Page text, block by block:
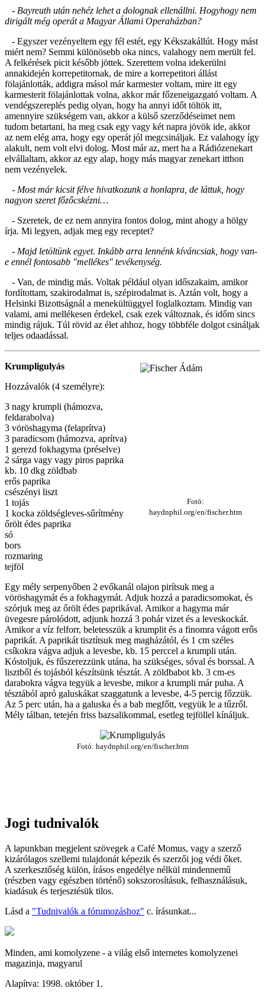
- Bayreuth után nehéz lehet a dolognak ellenállni. Hogyhogy nem
dirigált még operát a Magyar Állami Operaházban?
- Egyszer vezényeltem egy fél estét, egy Kékszakállút. Hogy mást
miért nem? Semmi különösebb oka nincs, valahogy nem merült fel.
A felkérések picit később jöttek. Szerettem volna idekerülni
annakidején korrepetitornak, de mire a korrepetitori állást
fölajánlották, addigra másol már karmester voltam, mire itt egy
karmesterit fölajánlottak volna, akkor már főzeneigazgató voltam. A
vendégszereplés pedig olyan, hogy ha annyi időt töltök itt,
amennyire szükségem van, akkor a külső szerződéseimet nem
tudom betartani, ha meg csak egy vagy két napra jövök ide, akkor
az nem elég arra, hogy egy operát jól megcsináljak. Ez valahogy így
alakult, nem volt elvi dolog. Most már az, mert ha a Rádiózenekart
elvállaltam, akkor az egy alap, hogy más magyar zenekart itthon
nem vezényelek.
- Most már kicsit félve hivatkozunk a honlapra, de láttuk, hogy
nagyon szeret főzőcskézni…
- Szeretek, de ez nem annyira fontos dolog, mint ahogy a hölgy
írja. Mi legyen, adjak meg egy receptet?
- Majd letöltünk egyet. Inkább arra lennénk kíváncsiak, hogy van-
e ennél fontosabb "mellékes" tevékenység.
- Van, de mindig más. Voltak például olyan időszakaim, amikor
fordítottam, szakirodalmat is, szépirodalmat is. Aztán volt, hogy a
Helsinki Bizottságnál a menekültüggyel foglalkoztam. Mindig van
valami, ami mellékesen érdekel, csak ezek változnak, és időm sincs
mindig rájuk. Túl rövid az élet ahhoz, hogy többféle dolgot csináljak
teljes odaadással.
Fotó:
haydnphil.org/en/fischer.htm
Krumpligulyás
Hozzávalók (4 személyre):
3 nagy krumpli (hámozva,
feldarabolva)
3 vöröshagyma (felaprítva)
3 paradicsom (hámozva, aprítva)
1 gerezd fokhagyma (préselve)
2 sárga vagy vagy piros paprika
kb. 10 dkg zöldbab
erős paprika
csészényi liszt
1 tojás
1 kocka zöldségleves-sűrítmény
őrölt édes paprika
só
bors
rozmaring
tejföl
Egy mély serpenyőben 2 evőkanál olajon pirítsuk meg a
vöröshagymát és a fokhagymát. Adjuk hozzá a paradicsomokat, és
szórjuk meg az őrölt édes paprikával. Amikor a hagyma már
üvegesre párolódott, adjunk hozzá 3 pohár vizet és a leveskockát.
Amikor a víz felforr, beletesszük a krumplit és a finomra vágott erős
paprikát. A paprikát tisztítsuk meg magházától, és 1 cm széles
csíkokra vágva adjuk a levesbe, kb. 15 perccel a krumpli után.
Kóstoljuk, és fűszerezzünk utána, ha szükséges, sóval és borssal. A
lisztből és tojásból készítsünk tésztát. A zöldbabot kb. 3 cm-es
darabokra vágva tegyük a levesbe, mikor a krumpli már puha. A
tésztából apró galuskákat szaggatunk a levesbe, 4-5 percig főzzük.
Az 5 perc után, ha a galuska és a bab megfőtt, vegyük le a tűzről.
Mély tálban, tetején friss bazsalikommal, esetleg tejföllel kínáljuk.
Fotó: haydnphil.org/en/fischer.htm
Jogi tudnivalók
A lapunkban megjelent szövegek a Café Momus, vagy a szerző
kizárólagos szellemi tulajdonát képezik és szerzői jog védi őket.
A szerkesztőség külön, írásos engedélye nélkül mindennemű
(részben vagy egészben történő) sokszorosításuk, felhasználásuk,
kiadásuk és terjesztésük tilos.
Lásd a "Tudnivalók a fórumozáshoz" c. írásunkat...
Minden, ami komolyzene - a világ első internetes komolyzenei
magazinja, magyarul
Alapítva: 1998. október 1.